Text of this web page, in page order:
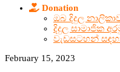
Donation
ඔබ දිදුල
දිදුල සාමාජික
වැඩසටහන්
February 15, 2023